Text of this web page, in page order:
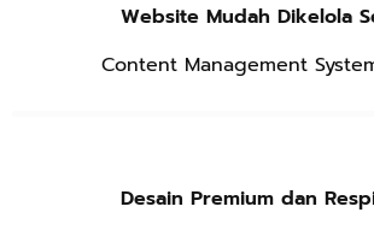
Website Mudah Dikelola
Content Management
Desain Premium dan